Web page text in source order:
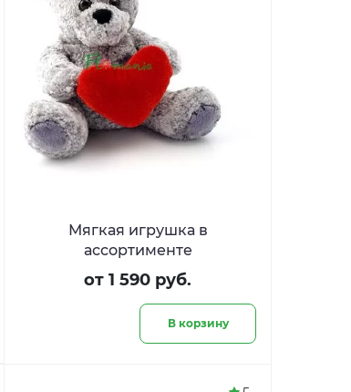
Мягкая игрушка в
ассортименте
от 1 590 руб.
В корзину